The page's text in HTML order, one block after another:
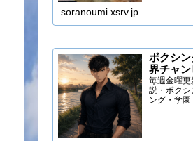
soranoumi.xsrv.jp
ボクシ
界チャ
毎週金曜
説・ボク
ング・学